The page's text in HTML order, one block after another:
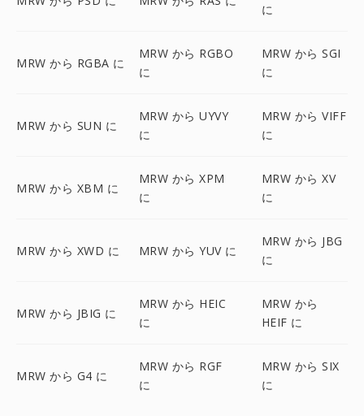
に
MRW から RGBA に
MRW から RGBO
に
MRW から SGI
に
MRW から SUN に
MRW から UYVY
に
MRW から VIFF
に
MRW から XBM に
MRW から XPM
に
MRW から XV
に
MRW から XWD に MRW から YUV に
MRW から JBG
に
MRW から JBIG に
MRW から HEIC
に
MRW から
HEIF に
MRW から G4 に
MRW から RGF
に
MRW から SIX
に